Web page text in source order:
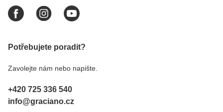
Potřebujete poradit?
Zavolejte nám nebo napište.
+420 725 336 540
info@graciano.cz